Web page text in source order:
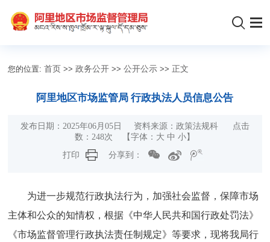
您的位置:首页 >>政务公开 >>公开公示 >> 正文
阿里地区市场监管局 行政执法人员信息公告
发布日期：2025年06月05日 资料来源：政策法规科 点击
数： 248次 【字体： 大 中 小 】
打印
分享到：
为进一步规范行政执法行为，加强社会监督，保障市场
主体和公众的知情权，根据《中华人民共和国行政处罚法》
《市场监督管理行政执法责任制规定》等要求，现将我局行